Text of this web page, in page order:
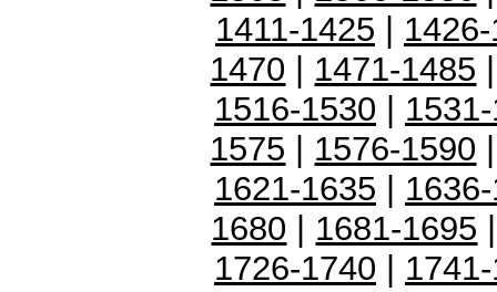
1411-1425 |
1470 | 1471-1485
1516-1530 |
1575 | 1576-1590
1621-1635 |
1680 | 1681-1695
1726-1740 |